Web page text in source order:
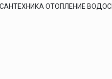
ОТОПЛЕНИЕ